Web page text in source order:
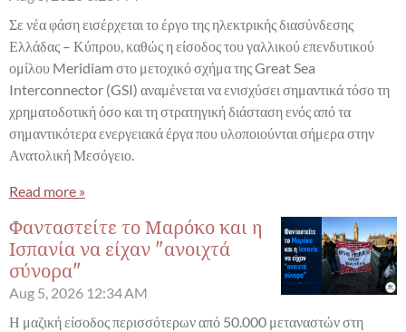
Σε νέα φάση εισέρχεται το έργο της ηλεκτρικής διασύνδεσης
Ελλάδας – Κύπρου, καθώς η είσοδος του γαλλικού επενδυτικού
ομίλου Meridiam στο μετοχικό σχήμα της Great Sea
Interconnector (GSI) αναμένεται να ενισχύσει σημαντικά τόσο τη
χρηματοδοτική όσο και τη στρατηγική διάσταση ενός από τα
σημαντικότερα ενεργειακά έργα που υλοποιούνται σήμερα στην
Ανατολική Μεσόγειο.
Read more »
Φανταστείτε το Μαρόκο και η
Ισπανία να είχαν "ανοιχτά
σύνορα"
Aug 5, 2026 12:34 AM
Η μαζική είσοδος περισσότερων από 50.000 μεταναστών στη